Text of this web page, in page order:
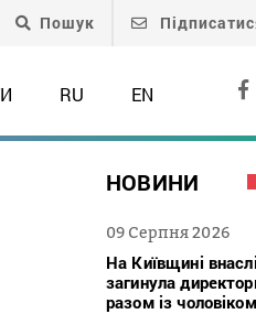
Пошук
RU EN
НОВИНИ
09 Серпня 2026
На Київщині
загинула
разом із